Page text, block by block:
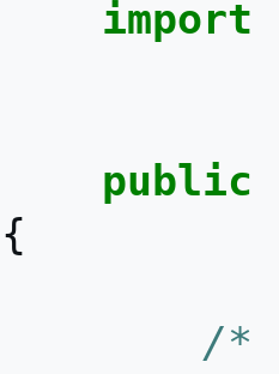
import
public
{
/*